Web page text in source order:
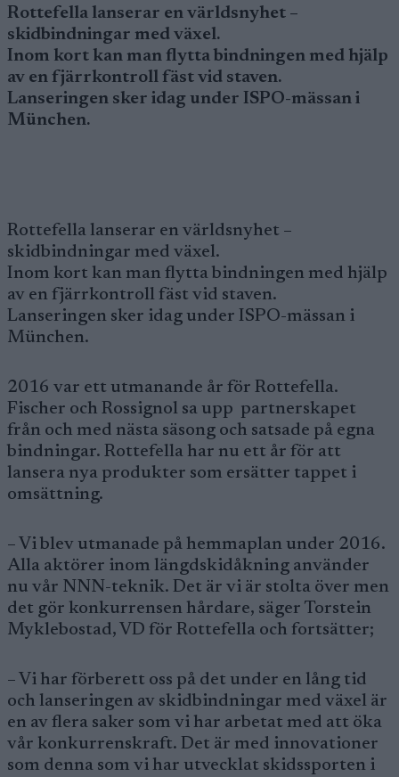
Rottefella lanserar en världsnyhet –
skidbindningar med växel.
Inom kort kan man flytta bindningen med hjälp
av en fjärrkontroll fäst vid staven.
Lanseringen sker idag under ISPO-mässan i
München.
Rottefella lanserar en världsnyhet –
skidbindningar med växel.
Inom kort kan man flytta bindningen med hjälp
av en fjärrkontroll fäst vid staven.
Lanseringen sker idag under ISPO-mässan i
München.
2016 var ett utmanande år för Rottefella.
Fischer och Rossignol sa upp partnerskapet
från och med nästa säsong och satsade på egna
bindningar. Rottefella har nu ett år för att
lansera nya produkter som ersätter tappet i
omsättning.
– Vi blev utmanade på hemmaplan under 2016.
Alla aktörer inom längdskidåkning använder
nu vår NNN-teknik. Det är vi är stolta över men
det gör konkurrensen hårdare, säger Torstein
Myklebostad, VD för Rottefella och fortsätter;
– Vi har förberett oss på det under en lång tid
och lanseringen av skidbindningar med växel är
en av flera saker som vi har arbetat med att öka
vår konkurrenskraft. Det är med innovationer
som denna som vi har utvecklat skidssporten i